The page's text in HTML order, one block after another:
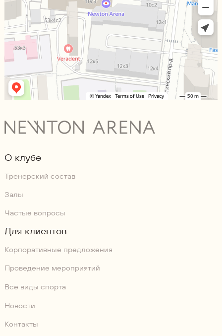
О клубе
Тренерский состав
Залы
Частые вопросы
Для клиентов
Корпоративные предложения
Проведение мероприятий
Все виды спорта
Новости
Контакты